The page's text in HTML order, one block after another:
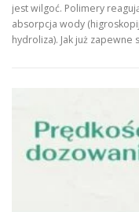
jest wilgoć. Polimery
absorpcja wody
hydroliza). Jak już zapewne